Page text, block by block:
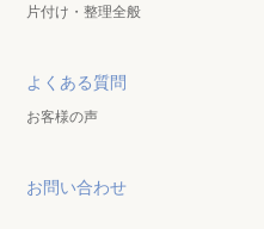
片付け・整理全般
よくある質問
お客様の声
お問い合わせ